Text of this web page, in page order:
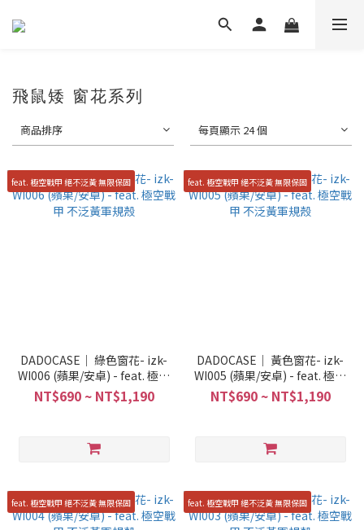
飛鼠矮 窗花系列
商品排序 每頁顯示 24 個
feat. 極空戰甲 絕不泛黃 無限保固
DADOCASE｜ 綠色窗花- izk-
WI006 (蘋果/安卓) - feat. 極空
戰甲 不泛黃軍規殼
NT$690 ~ NT$1,190
feat. 極空戰甲 絕不泛黃 無限保固
DADOCASE｜ 黃色窗花- izk-
WI005 (蘋果/安卓) - feat. 極空
戰甲 不泛黃軍規殼
NT$690 ~ NT$1,190
feat. 極空戰甲 絕不泛黃 無限保固 feat. 極空戰甲 絕不泛黃 無限保固